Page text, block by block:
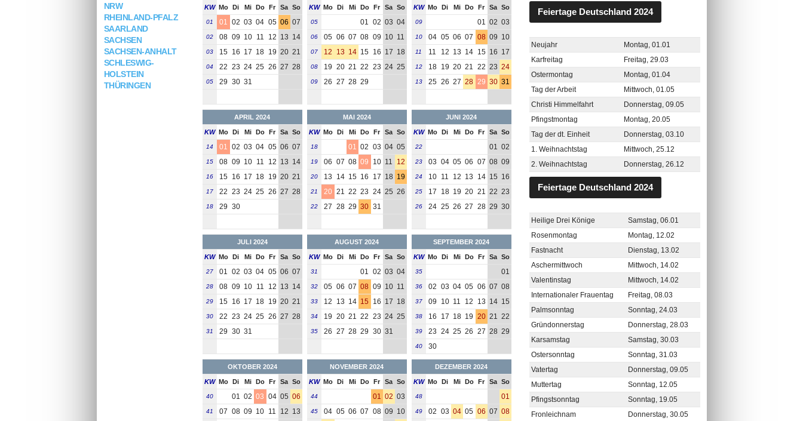
NRW
RHEINLAND-PFALZ
SAARLAND
SACHSEN
SACHSEN-ANHALT
SCHLESWIG-
HOLSTEIN
THÜRINGEN
KW Mo Di Mi Do Fr Sa So
01 01 02 03 04 05 06 07
02 08 09 10 11 12 13 14
03 15 16 17 18 19 20 21
04 22 23 24 25 26 27 28
05 29 30 31
KW Mo Di Mi Do Fr Sa So
05 01 02 03 04
06 05 06 07 08 09 10 11
07 12 13 14 15 16 17 18
08 19 20 21 22 23 24 25
09 26 27 28 29
KW Mo Di Mi Do Fr Sa So
09 01 02 03
10 04 05 06 07 08 09 10
11 11 12 13 14 15 16 17
12 18 19 20 21 22 23 24
13 25 26 27 28 29 30 31
APRIL 2024
KW Mo Di Mi Do Fr Sa So
14 01 02 03 04 05 06 07
15 08 09 10 11 12 13 14
16 15 16 17 18 19 20 21
17 22 23 24 25 26 27 28
18 29 30
MAI 2024
KW Mo Di Mi Do Fr Sa So
18 01 02 03 04 05
19 06 07 08 09 10 11 12
20 13 14 15 16 17 18 19
21 20 21 22 23 24 25 26
22 27 28 29 30 31
JUNI 2024
KW Mo Di Mi Do Fr Sa So
22 01 02
23 03 04 05 06 07 08 09
24 10 11 12 13 14 15 16
25 17 18 19 20 21 22 23
26 24 25 26 27 28 29 30
JULI 2024
KW Mo Di Mi Do Fr Sa So
27 01 02 03 04 05 06 07
28 08 09 10 11 12 13 14
29 15 16 17 18 19 20 21
30 22 23 24 25 26 27 28
31 29 30 31
AUGUST 2024
KW Mo Di Mi Do Fr Sa So
31 01 02 03 04
32 05 06 07 08 09 10 11
33 12 13 14 15 16 17 18
34 19 20 21 22 23 24 25
35 26 27 28 29 30 31
SEPTEMBER 2024
KW Mo Di Mi Do Fr Sa So
35 01
36 02 03 04 05 06 07 08
37 09 10 11 12 13 14 15
38 16 17 18 19 20 21 22
39 23 24 25 26 27 28 29
40 30
OKTOBER 2024
KW Mo Di Mi Do Fr Sa So
40 01 02 03 04 05 06
41 07 08 09 10 11 12 13
NOVEMBER 2024
KW Mo Di Mi Do Fr Sa So
44 01 02 03
45 04 05 06 07 08 09 10
DEZEMBER 2024
KW Mo Di Mi Do Fr Sa So
48 01
49 02 03 04 05 06 07 08
Feiertage Deutschland 2024
Neujahr
Montag, 01.01
Karfreitag
Freitag, 29.03
Ostermontag
Montag, 01.04
Tag der Arbeit
Mittwoch, 01.05
Christi Himmelfahrt
Donnerstag, 09.05
Pfingstmontag
Montag, 20.05
Tag der dt. Einheit
Donnerstag, 03.10
1. Weihnachtstag
Mittwoch, 25.12
2. Weihnachtstag
Donnerstag, 26.12
Feiertage Deutschland 2024
Heilige Drei Könige
Samstag, 06.01
Rosenmontag
Montag, 12.02
Fastnacht
Dienstag, 13.02
Aschermittwoch
Mittwoch, 14.02
Valentinstag
Mittwoch, 14.02
Internationaler Frauentag
Freitag, 08.03
Palmsonntag
Sonntag, 24.03
Gründonnerstag
Donnerstag, 28.03
Karsamstag
Samstag, 30.03
Ostersonntag
Sonntag, 31.03
Vatertag
Donnerstag, 09.05
Muttertag
Sonntag, 12.05
Pfingstsonntag
Sonntag, 19.05
Fronleichnam
Donnerstag, 30.05